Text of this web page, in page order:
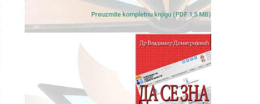
Preuzmite kompletnu knjigu (PDF 1,5 MB)